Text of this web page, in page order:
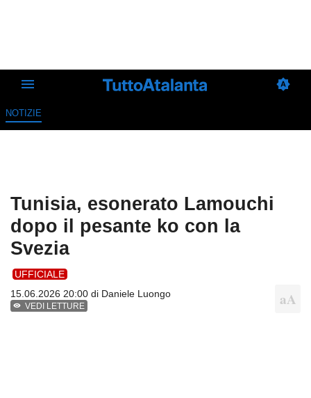
NOTIZIE
Tunisia, esonerato Lamouchi
dopo il pesante ko con la
Svezia
UFFICIALE
15.06.2026 20:00 di Daniele Luongo
VEDI LETTURE